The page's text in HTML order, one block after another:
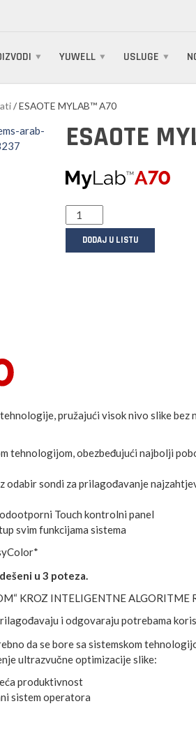
YUWELL USLUGE
/ ESAOTE MYLAB™ A70
ESAOTE
DODAJ U LISTU
pružajući visok nivo slike bez
tehnologijom, obezbeđujući najbolji
odabir sondi za prilagođavanje
Touch kontrolni panel
svim funkcijama sistema
u 3 poteza.
KROZ INTELIGENTNE ALGORITME
i odgovaraju potrebama
da se bore sa sistemskom
ultrazvučne optimizacije slike:
produktivnost
sistem operatora